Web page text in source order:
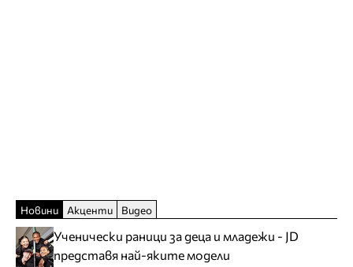
Новини Акценти Видео
Ученически раници за деца и младежи - JD
представя най-яките модели